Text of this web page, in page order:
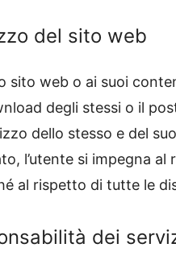
del sito web
sito web o ai suoi
degli stessi o il
dello stesso e del
l’utente si impegna
al rispetto di tutte le
dei